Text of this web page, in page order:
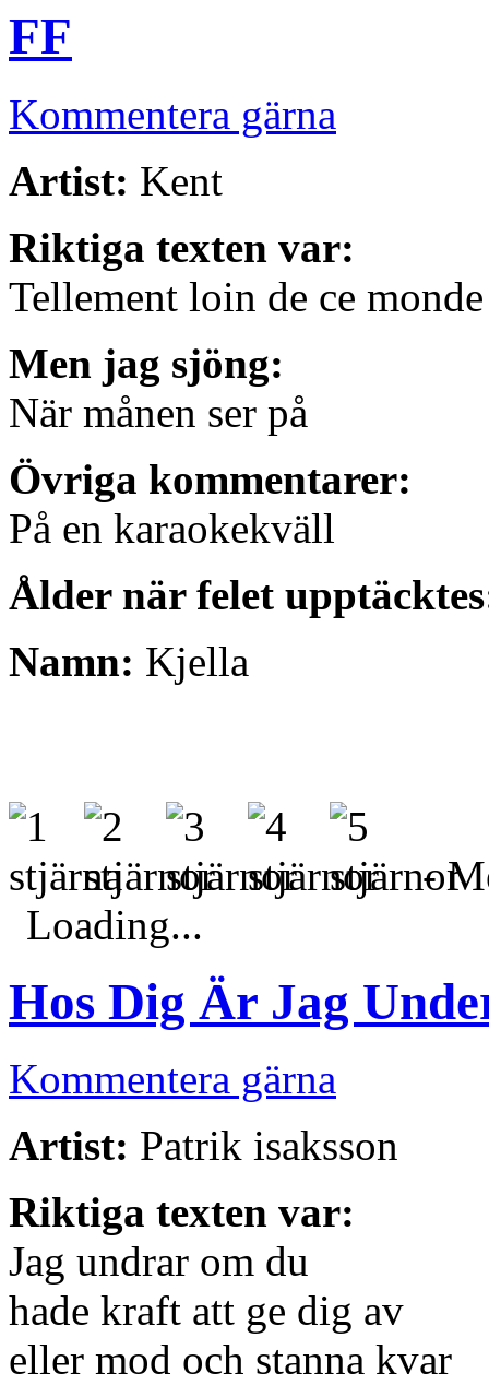
FF
Kommentera gärna
Artist: Kent
Riktiga texten var:
Tellement loin de ce monde
Men jag sjöng:
När månen ser på
Övriga kommentarer:
På en karaokekväll
Ålder när felet
Namn: Kjella
-
Loading...
Hos Dig Är Jag
Kommentera gärna
Artist: Patrik isaksson
Riktiga texten var:
Jag undrar om du
hade kraft att ge dig av
eller mod och stanna kvar